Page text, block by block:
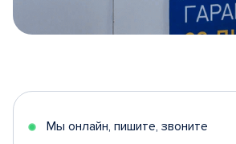
5
Мы онлайн, пишите, звоните